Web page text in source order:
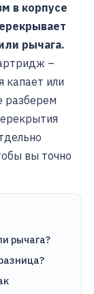
в корпусе
рычага.
–
капает или
разберем
вы точно
рычага?